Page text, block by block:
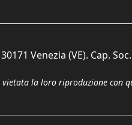
Venezia (VE). Cap.
la loro riproduzione con